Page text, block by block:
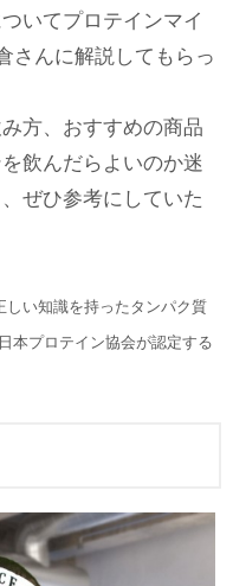
いてプロテインマイ
さんに解説してもらっ
方、おすすめの商品
飲んだらよいのか迷
ぜひ参考にしていた
い知識を持ったタンパク質
本プロテイン協会が認定する